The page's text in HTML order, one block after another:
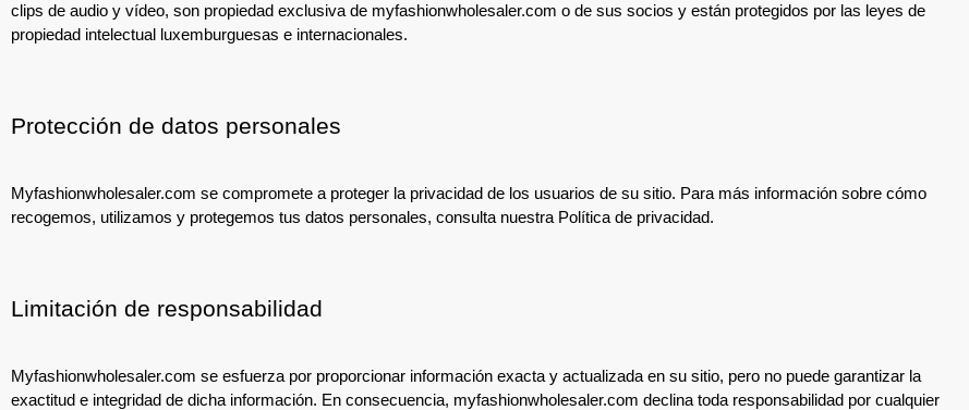
clips de audio y vídeo, son propiedad exclusiva de myfashionwholesaler.com o de sus socios y están protegidos por las leyes de
propiedad intelectual luxemburguesas e internacionales.
Protección de datos personales
Myfashionwholesaler.com se compromete a proteger la privacidad de los usuarios de su sitio. Para más información sobre cómo
recogemos, utilizamos y protegemos tus datos personales, consulta nuestra Política de privacidad.
Limitación de responsabilidad
Myfashionwholesaler.com se esfuerza por proporcionar información exacta y actualizada en su sitio, pero no puede garantizar la
exactitud e integridad de dicha información. En consecuencia, myfashionwholesaler.com declina toda responsabilidad por cualquier